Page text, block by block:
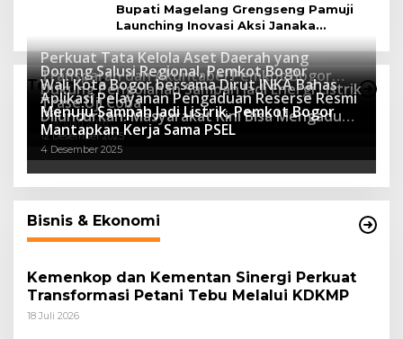
Bupati Magelang Grengseng Pamuji
Launching Inovasi Aksi Janaka
Program Sekolah Adiwiyata
Teknologi
Perkuat Tata Kelola Aset Daerah yang
Transparan dan Akuntabel Pemkot Bogor
Luncurkan SIMASDA
8 Juli 2026
Dorong Salusi Regional, Pemkot Bogor
Dukung Pengolahan Sampah Jadi Energi Listrik
8 April 2026
Wali Kota Bogor bersama Dirut INKA Bahas
Trase Uji Coba
7 Januari 2026
Aplikasi Pelayanan Pengaduan Reserse Resmi
Diluncurkan: Masyarakat Kini Bisa Mengadu
Lebih Cepat, Mudah, dan Terintegrasi
12 Desember 2025
Menuju Sampah Jadi Listrik, Pemkot Bogor
Mantapkan Kerja Sama PSEL
4 Desember 2025
Bisnis & Ekonomi
Kemenkop dan Kementan Sinergi Perkuat
Transformasi Petani Tebu Melalui KDKMP
18 Juli 2026